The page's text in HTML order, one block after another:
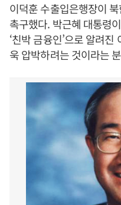
이덕훈 수출입은행장이
촉구했다. 박근혜 대통령
‘친박 금융인’으로 알려
욱 압박하려는 것이라는